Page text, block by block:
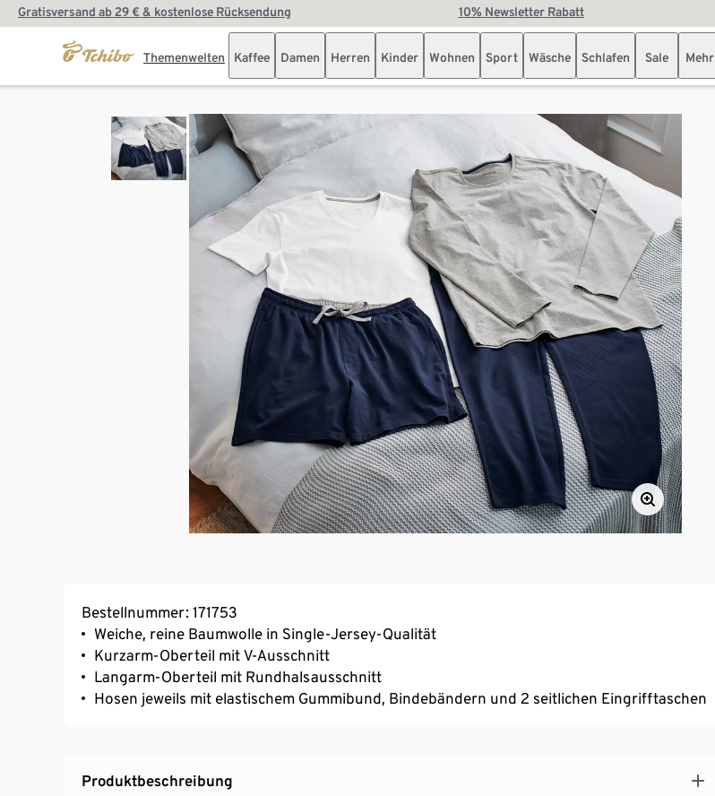
Gratisversand ab 29 € & kostenlose Rücksendung 10% Newsletter Rabatt
Themenwelten Kaffee Damen Herren Kinder Wohnen Sport Wäsche Schlafen Sale Mehr
Bestellnummer: 171753
Weiche, reine Baumwolle in Single-Jersey-Qualität
Kurzarm-Oberteil mit V-Ausschnitt
Langarm-Oberteil mit Rundhalsausschnitt
Hosen jeweils mit elastischem Gummibund, Bindebändern und 2 seitlichen Eingrifftaschen
Produktbeschreibung